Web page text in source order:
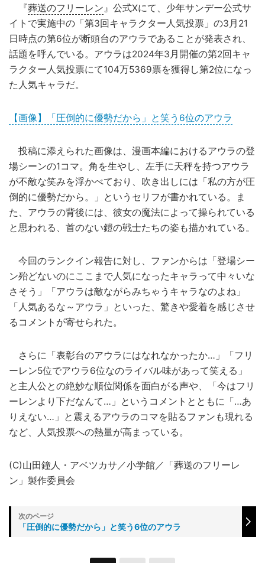
『葬送のフリーレン』公式Xにて、少年サンデー公式サ
イトで実施中の「第3回キャラクター人気投票」の3月21
日時点の第6位が断頭台のアウラであることが発表され、
話題を呼んでいる。アウラは2024年3月開催の第2回キャ
ラクター人気投票にて104万5369票を獲得し第2位になっ
た人気キャラだ。
【画像】「圧倒的に優勢だから」と笑う6位のアウラ
投稿に添えられた画像は、漫画本編におけるアウラの登
場シーンの1コマ。角を生やし、左手に天秤を持つアウラ
が不敵な笑みを浮かべており、吹き出しには「私の方が圧
倒的に優勢だから。」というセリフが書かれている。ま
た、アウラの背後には、彼女の魔法によって操られている
と思われる、首のない鎧の戦士たちの姿も描かれている。
今回のランクイン報告に対し、ファンからは「登場シー
ン殆どないのにここまで人気になったキャラって中々いな
さそう」「アウラは敵ながらみちゃうキャラなのよね」
「人気あるな～アウラ」といった、驚きや愛着を感じさせ
るコメントが寄せられた。
さらに「表彰台のアウラにはなれなかったか…」「フリ
ーレン5位でアウラ6位なのライバル味があって笑える」
と主人公との絶妙な順位関係を面白がる声や、「今はフリ
ーレンより下だなんて…」というコメントとともに「…あ
りえない…」と震えるアウラのコマを貼るファンも現れる
など、人気投票への熱量が高まっている。
(C)山田鐘人・アベツカサ／小学館／「葬送のフリーレ
ン」製作委員会
「圧倒的に優勢だから」と笑う6位のアウラ